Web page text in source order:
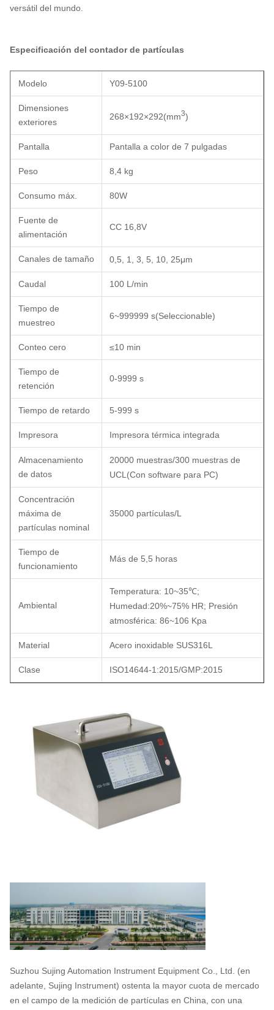
versátil del mundo.
Especificación del contador de partículas
Modelo Y09-5100
Dimensiones
exteriores
268×192×292(mm3)
Pantalla Pantalla a color de 7 pulgadas
Peso 8,4 kg
Consumo máx. 80W
Fuente de
alimentación
CC 16,8V
Canales de tamaño 0,5, 1, 3, 5, 10, 25μm
Caudal 100 L/min
Tiempo de
muestreo
6~999999 s(Seleccionable)
Conteo cero ≤10 min
Tiempo de
retención
0-9999 s
Tiempo de retardo 5-999 s
Impresora Impresora térmica integrada
Almacenamiento
de datos
20000 muestras/300 muestras de
UCL(Con software para PC)
Concentración
máxima de
partículas nominal
35000 partículas/L
Tiempo de
funcionamiento
Más de 5,5 horas
Ambiental
Temperatura: 10~35℃;
Humedad:20%~75% HR; Presión
atmosférica: 86~106 Kpa
Material Acero inoxidable SUS316L
Clase ISO14644-1:2015/GMP:2015
Suzhou Sujing Automation Instrument Equipment Co., Ltd. (en
adelante, Sujing Instrument) ostenta la mayor cuota de mercado
en el campo de la medición de partículas en China, con una